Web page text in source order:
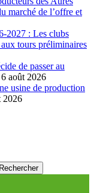
marché de l’offre et
2027 : Les clubs
tours préliminaires
de passer au
6 août 2026
usine de production
2026